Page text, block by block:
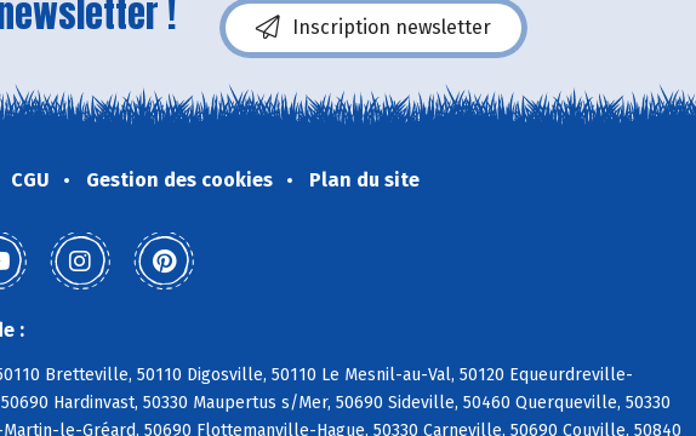
! Inscription newsletter
CGU Gestion des cookies Plan du site
:
Bretteville, 50110 Digosville, 50110 Le Mesnil-au-Val, 50120 Equeurdreville-
Hardinvast, 50330 Maupertus s/Mer, 50690 Sideville, 50460 Querqueville, 50330
le-Gréard, 50690 Flottemanville-Hague, 50330 Carneville, 50690 Couville, 50840